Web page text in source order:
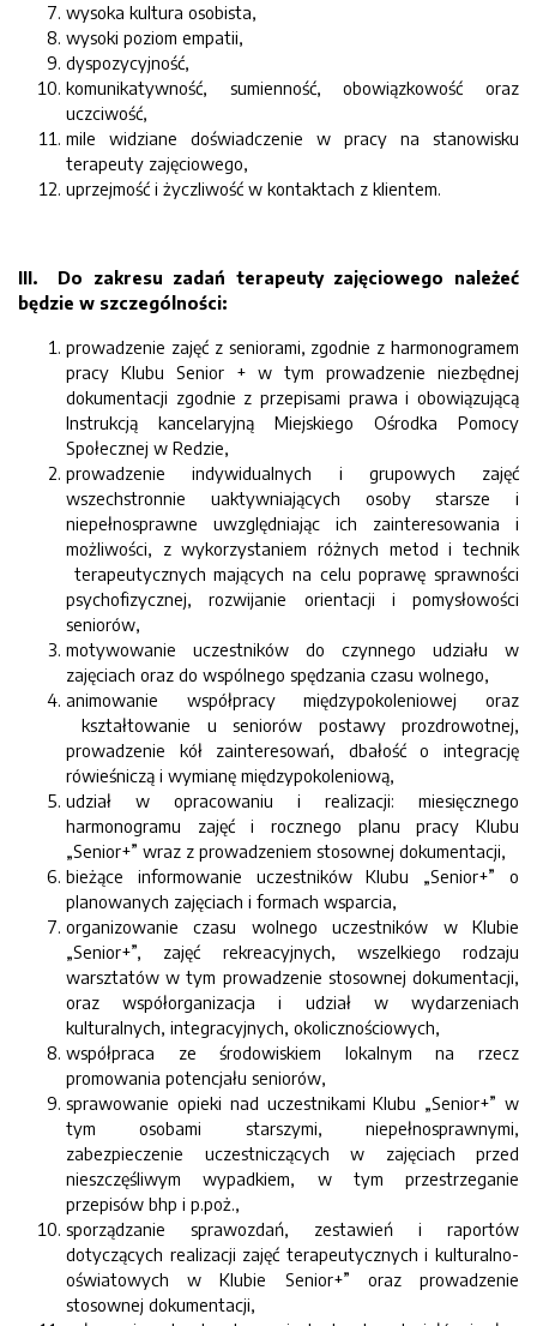
wysoka kultura osobista,
wysoki poziom empatii,
dyspozycyjność,
komunikatywność, sumienność, obowiązkowość oraz
uczciwość,
mile widziane doświadczenie w pracy na stanowisku
terapeuty zajęciowego,
uprzejmość i życzliwość w kontaktach z klientem.
III. Do zakresu zadań terapeuty zajęciowego należeć
będzie w szczególności:
prowadzenie zajęć z seniorami, zgodnie z harmonogramem
pracy Klubu Senior + w tym prowadzenie niezbędnej
dokumentacji zgodnie z przepisami prawa i obowiązującą
Instrukcją kancelaryjną Miejskiego Ośrodka Pomocy
Społecznej w Redzie,
prowadzenie indywidualnych i grupowych zajęć
wszechstronnie uaktywniających osoby starsze i
niepełnosprawne uwzględniając ich zainteresowania i
możliwości, z wykorzystaniem różnych metod i technik
terapeutycznych mających na celu poprawę sprawności
psychofizycznej, rozwijanie orientacji i pomysłowości
seniorów,
motywowanie uczestników do czynnego udziału w
zajęciach oraz do wspólnego spędzania czasu wolnego,
animowanie współpracy międzypokoleniowej oraz
kształtowanie u seniorów postawy prozdrowotnej,
prowadzenie kół zainteresowań, dbałość o integrację
rówieśniczą i wymianę międzypokoleniową,
udział w opracowaniu i realizacji: miesięcznego
harmonogramu zajęć i rocznego planu pracy Klubu
„Senior+” wraz z prowadzeniem stosownej dokumentacji,
bieżące informowanie uczestników Klubu „Senior+” o
planowanych zajęciach i formach wsparcia,
organizowanie czasu wolnego uczestników w Klubie
„Senior+”, zajęć rekreacyjnych, wszelkiego rodzaju
warsztatów w tym prowadzenie stosownej dokumentacji,
oraz współorganizacja i udział w wydarzeniach
kulturalnych, integracyjnych, okolicznościowych,
współpraca ze środowiskiem lokalnym na rzecz
promowania potencjału seniorów,
sprawowanie opieki nad uczestnikami Klubu „Senior+” w
tym osobami starszymi, niepełnosprawnymi,
zabezpieczenie uczestniczących w zajęciach przed
nieszczęśliwym wypadkiem, w tym przestrzeganie
przepisów bhp i p.poż.,
sporządzanie sprawozdań, zestawień i raportów
dotyczących realizacji zajęć terapeutycznych i kulturalno-
oświatowych w Klubie Senior+” oraz prowadzenie
stosownej dokumentacji,